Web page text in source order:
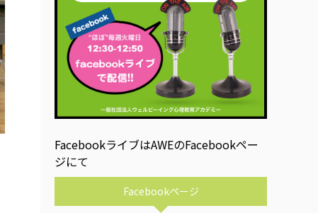
FacebookライブはAWEのFacebookペー
ジにて
Facebookページ